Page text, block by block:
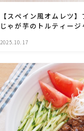
【スペイン風オムレツ
じゃが芋のトルティージ
2025.10.17